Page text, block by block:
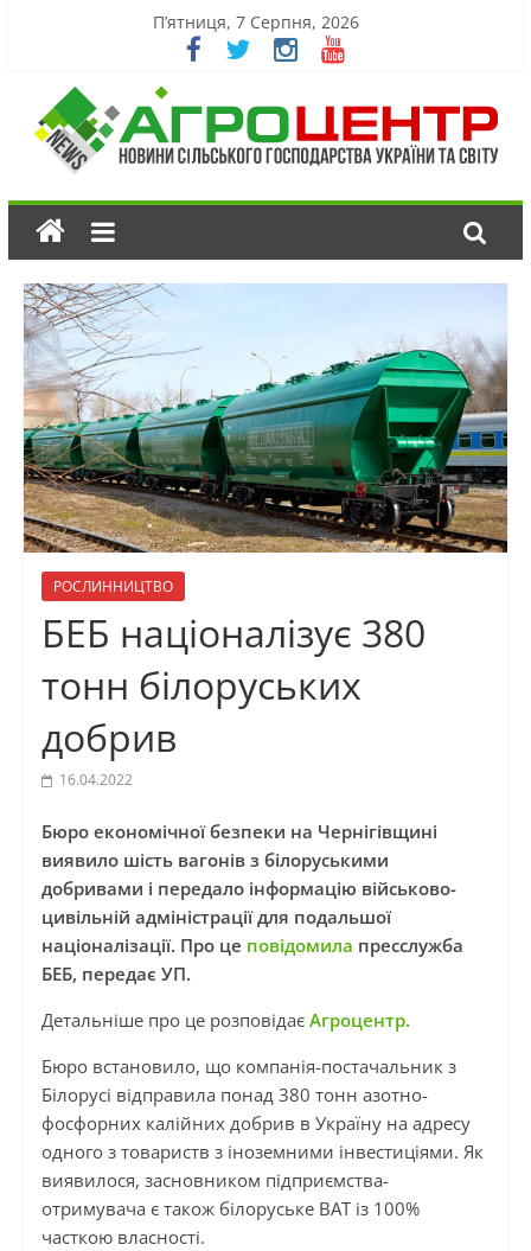
П’ятниця, 7 Серпня, 2026
РОСЛИННИЦТВО
БЕБ націоналізує 380
тонн білоруських
добрив
16.04.2022
Бюро економічної безпеки на Чернігівщині
виявило шість вагонів з білоруськими
добривами і передало інформацію військово-
цивільній адміністрації для подальшої
націоналізації. Про це повідомила пресслужба
БЕБ, передає УП.
Детальніше про це розповідає Агроцентр.
Бюро встановило, що компанія-постачальник з
Білорусі відправила понад 380 тонн азотно-
фосфорних калійних добрив в Україну на адресу
одного з товариств з іноземними інвестиціями. Як
виявилося, засновником підприємства-
отримувача є також білоруське ВАТ із 100%
часткою власності.